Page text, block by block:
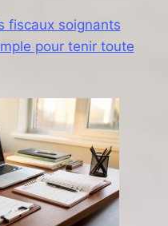
fiscaux soignants
pour tenir toute